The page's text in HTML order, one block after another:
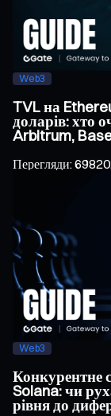
Web3
TVL на
доларів: хто
Arbitrum,
Перегляди:698
Web3
Конкурентне
Solana: чи
рівня до